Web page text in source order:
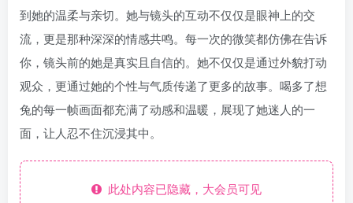
到她的温柔与亲切。她与镜头的互动不仅仅是眼神上的交
流，更是那种深深的情感共鸣。每一次的微笑都仿佛在告诉
你，镜头前的她是真实且自信的。她不仅仅是通过外貌打动
观众，更通过她的个性与气质传递了更多的故事。喝多了想
兔的每一帧画面都充满了动感和温暖，展现了她迷人的一
面，让人忍不住沉浸其中。
此处内容已隐藏，大会员可见